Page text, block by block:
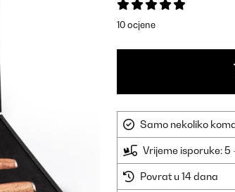
10 ocjene
Samo nekoliko
Vrijeme isporuke: 5
Povrat u 14 dana